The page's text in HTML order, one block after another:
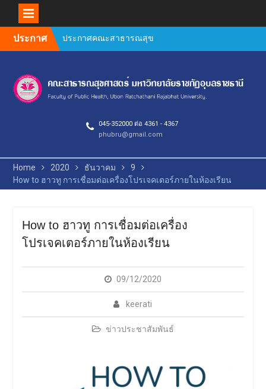
ประกาศ
ศาสตร์ เรื่อง หลักเกณฑ์การ
บุคลากรสายวิชาการและ
สายสนับสนุน คณะ
Author Guidelines and
Manuscript Preparation
คำชี้แจงการตีพิมพ์วารสาร
วิจัยสาธารณสุขศาสตร์ 2569
ยินดีต้อนรับคณะกรรมการ
(AUN QA / TQF) ประจำปีการ
ศึกษา 2568
กิจกรรมประกวดผลงาน
การประชุมวิชาการ PH
UBRU Symposium : Public
Health Next Gen
045-352000 ต่อ 4361 - 4367
phubru@gmail.com
Home 2020 ธันวาคม
9
How to ฮาวทู การเชื่อมต่อเครื่องโปรเจคเตอร์ภายในห้องเรียน
How to ฮาวทู การเชื่อมต่อเครื่อง
โปรเจคเตอร์ภายในห้องเรียน
09/12/2020
keerati
ข่าวประชาสัมพันธ์